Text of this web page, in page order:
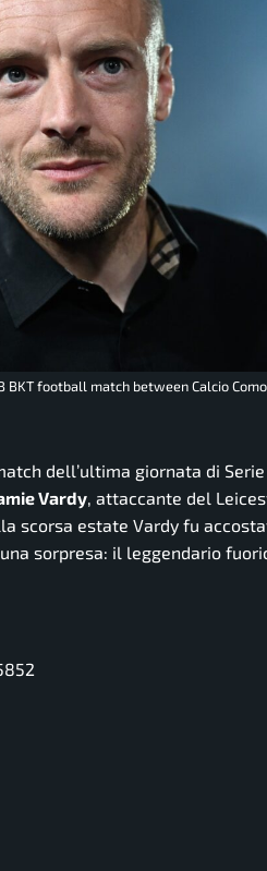
football match between Calcio
dell’ultima giornata di
Vardy , attaccante del
scorsa estate Vardy fu
sorpresa: il leggendario